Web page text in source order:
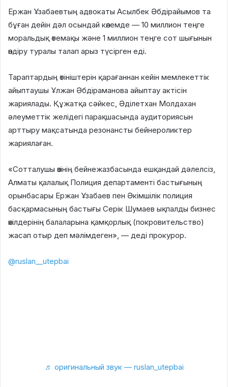
Ержан Ұзабаевтың адвокаты Асылбек Әбдірайымов та
бұған дейін дәл осындай көлемде — 10 миллион теңге
моральдық өтемақы және 1 миллион теңге сот шығынын
өндіру туралы талап арыз түсірген еді.
Тараптардың өтініштерін қарағаннан кейін мемлекеттік
айыптаушы Ұлжан Әбдіраманова айыптау актісін
жариялады. Құжатқа сәйкес, Әділетхан Молдахан
әлеуметтік желідегі парақшасында аудиториясын
арттыру мақсатында резонансты бейнероликтер
жариялаған.
«Сотталушы өзінің бейнежазбасында ешқандай дәлелсіз,
Алматы қалалық Полиция департаменті бастығының
орынбасары Ержан Ұзабаев пен Әкімшілік полиция
басқармасының бастығы Серік Шумаев ықпалды бизнес
өкілдерінің балаларына қамқорлық (покровительство)
жасап отыр деп мәлімдеген», — деді прокурор.
@ruslan__utepbai
♬ оригинальный звук — ruslan_utepbai